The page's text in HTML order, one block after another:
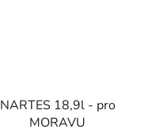
NARTES 18,9l - pro
MORAVU